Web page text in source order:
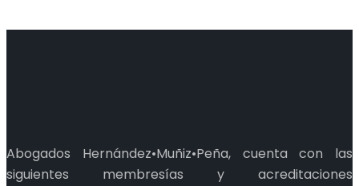
Abogados Hernández•Muñiz•Peña, cuenta con las
siguientes membresías y acreditaciones